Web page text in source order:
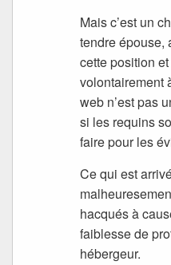
Mais c’est un
tendre épouse,
cette position
volontairement
web n’est pas
si les requins
faire pour les
Ce qui est
hacqués à
faiblesse de
hébergeur.